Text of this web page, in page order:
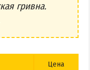
гривна.
Цена